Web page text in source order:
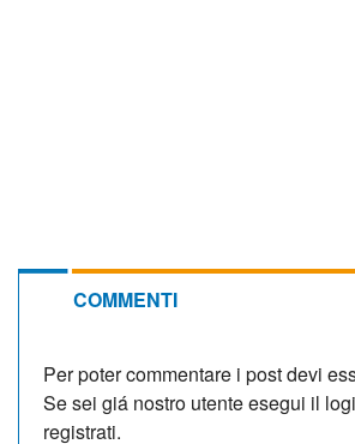
COMMENTI
Per poter commentare i post devi
Se sei giá nostro utente esegui il
registrati.